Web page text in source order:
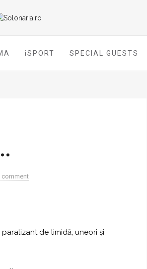
iSPORT SPECIAL GUESTS
comment
de timidă, uneori și